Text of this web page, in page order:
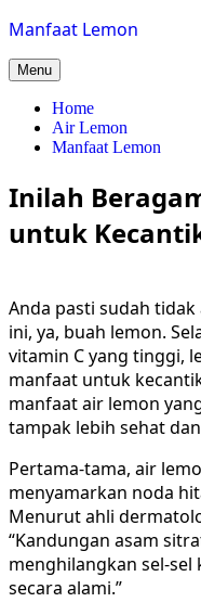
Skip
content
Manfaat Lemon
Menu
Home
Air Lemon
Manfaat Lemon
Inilah
untuk
Anda pasti sudah
ini, ya, buah lemon.
vitamin C yang tinggi,
manfaat untuk
manfaat air lemon
tampak lebih sehat
Pertama-tama, air
menyamarkan noda
Menurut ahli
“Kandungan asam
menghilangkan sel-
secara alami.”